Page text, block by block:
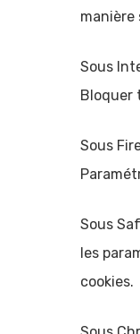
manière
Sous
Bloquer
Sous
Sous
les
cookies.